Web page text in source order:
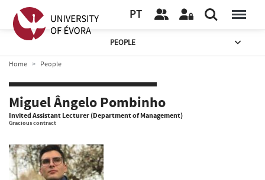
PT
PEOPLE
Home People
Miguel Ângelo Pombinho
Invited Assistant Lecturer (Department of Management)
Gracious contract